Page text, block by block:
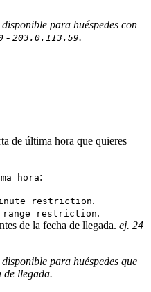
para huéspedes con
- 203.0.113.59.
de última hora que quieres
hora:
restriction.
range restriction.
de la fecha de llegada. ej. 24
para huéspedes que
de llegada.